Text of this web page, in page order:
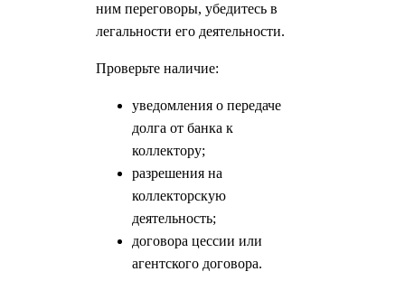
ним переговоры, убедитесь в
легальности его деятельности.
Проверьте наличие:
уведомления о передаче
долга от банка к
коллектору;
разрешения на
коллекторскую
деятельность;
договора цессии или
агентского договора.